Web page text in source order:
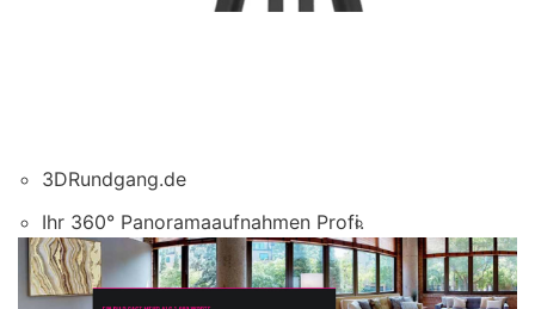
3DRundgang.de
Ihr 360° Panoramaaufnahmen Profi.